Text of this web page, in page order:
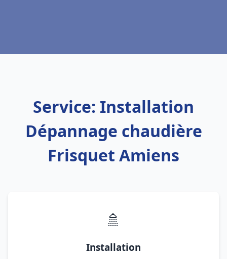
Service: Installation
Dépannage chaudière
Frisquet Amiens
🚿
Installation